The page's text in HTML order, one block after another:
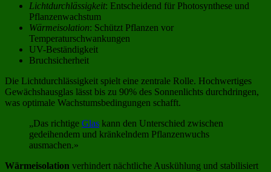
Lichtdurchlässigkeit: Entscheidend für Photosynthese und
Pflanzenwachstum
Wärmeisolation: Schützt Pflanzen vor
Temperaturschwankungen
UV-Beständigkeit
Bruchsicherheit
Die Lichtdurchlässigkeit spielt eine zentrale Rolle. Hochwertiges
Gewächshausglas lässt bis zu 90% des Sonnenlichts durchdringen,
was optimale Wachstumsbedingungen schafft.
„Das richtige Glas kann den Unterschied zwischen
gedeihendem und kränkelndem Pflanzenwuchs
ausmachen.»
Wärmeisolation verhindert nächtliche Auskühlung und stabilisiert